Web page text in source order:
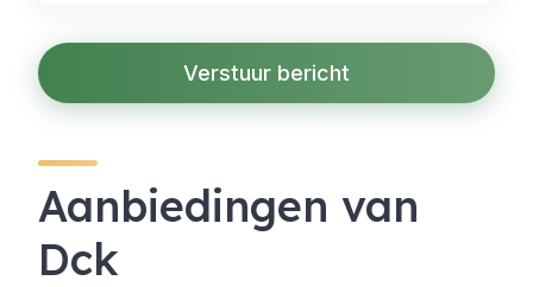
Verstuur bericht
Aanbiedingen van
Dck